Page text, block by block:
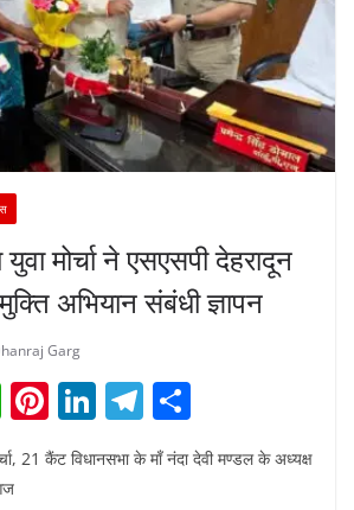
मोर्चा ने एसएसपी देहरादून
अभियान संबंधी ज्ञापन
Garg
W
h
at
Pi
nt
er
Li
k
T
el
e
h
ar
21 कैंट विधानसभा के माँ नंदा देवी मण्डल के अध्यक्ष